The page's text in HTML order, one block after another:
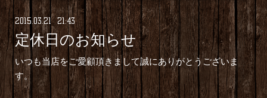
2015.03.21 21:43
定休日のお知らせ
いつも当店をご愛顧頂きまして誠にありがとうございま
す。